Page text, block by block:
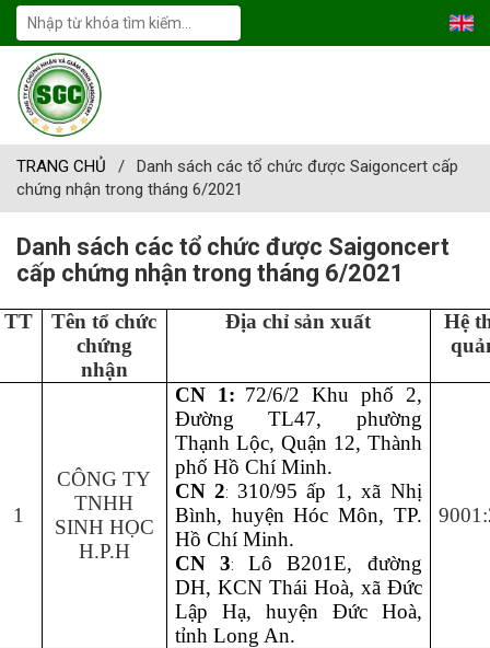
TRANG CHỦ /
Danh sách các tổ chức được Saigoncert cấp
chứng nhận trong tháng 6/2021
Danh sách các tổ chức được Saigoncert
cấp chứng nhận trong tháng 6/2021
TT
Tên tổ chức
chứng
nhận
Địa chỉ sản xuất
Hệ
1
CÔNG TY
TNHH
SINH HỌC
H.P.H
CN 1: 72/6/2 Khu phố 2,
Đường TL47, phường
Thạnh Lộc, Quận 12, Thành
phố Hồ Chí Minh.
CN 2: 310/95 ấp 1, xã Nhị
Bình, huyện Hóc Môn, TP.
Hồ Chí Minh.
CN 3: Lô B201E, đường
DH, KCN Thái Hoà, xã Đức
Lập Hạ, huyện Đức Hoà,
tỉnh Long An.